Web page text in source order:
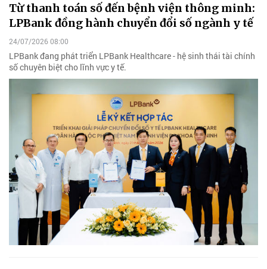
Từ thanh toán số đến bệnh viện thông minh:
LPBank đồng hành chuyển đổi số ngành y tế
24/07/2026 08:00
LPBank đang phát triển LPBank Healthcare - hệ sinh thái tài chính
số chuyên biệt cho lĩnh vực y tế.